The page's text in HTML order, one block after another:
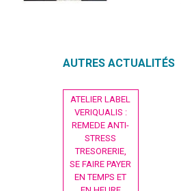
VERIQUALIS
EVÉNEMENTS
PUBLICATIONS
AUTRES ACTUALITÉS
Navigation
de
l’article
ATELIER LABEL
VERIQUALIS :
REMEDE ANTI-
STRESS
TRESORERIE,
SE FAIRE PAYER
EN TEMPS ET